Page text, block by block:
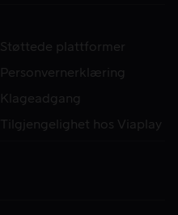
Støttede plattformer
Personvernerklæring
Klageadgang
Tilgjengelighet hos Viaplay